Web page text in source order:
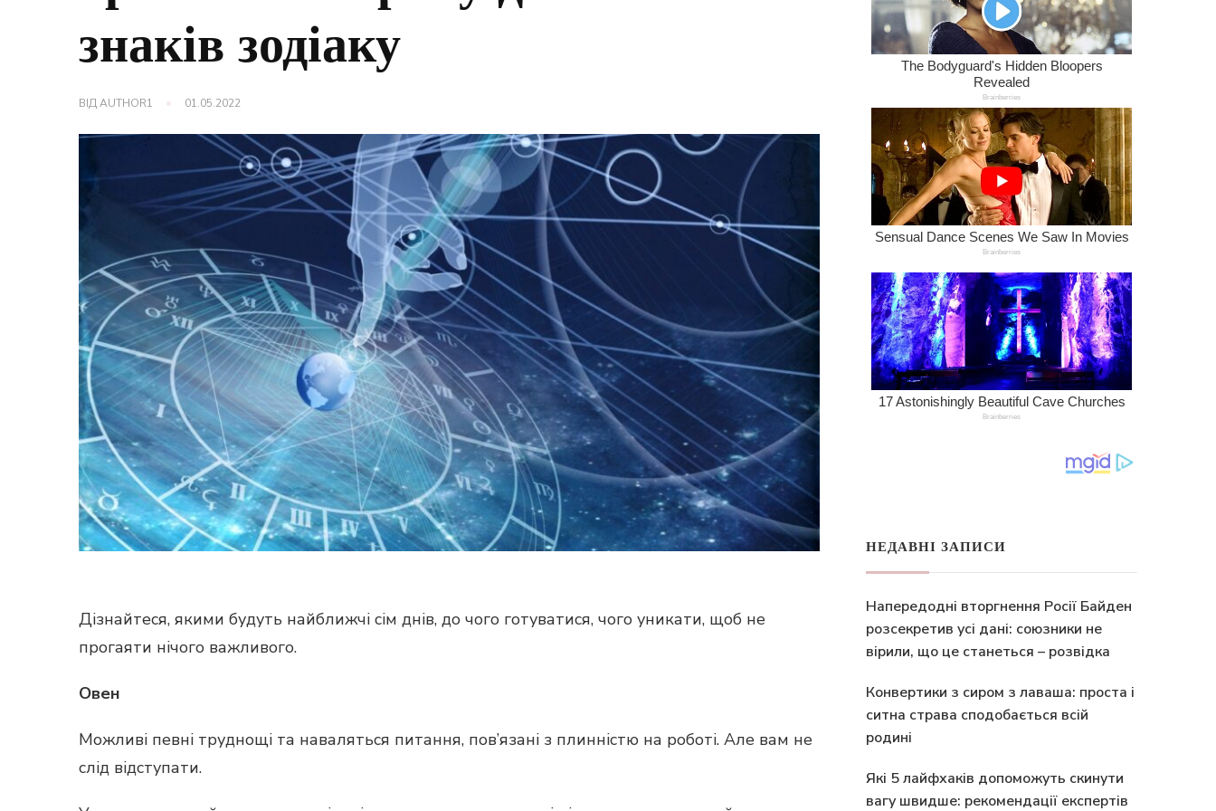
знаків зодіаку
ВІДAUTHOR1 01.05.2022
Дізнайтеся, якими будуть найближчі сім днів, до чого готуватися, чого уникати, щоб не
прогаяти нічого важливого.
Овен
Можливі певні труднощі та наваляться питання, пов’язані з плинністю на роботі. Але вам не
слід відступати.
НЕДАВНІ ЗАПИСИ
Напередодні вторгнення Росії Байден
розсекретив усі дані: союзники не
вірили, що це станеться – розвідка
Конвертики з сиром з лаваша: проста і
ситна страва сподобається всій
родині
Які 5 лайфхаків допоможуть скинути
вагу швидше: рекомендації експертів